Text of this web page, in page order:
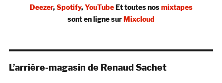
Deezer,Spotify,YouTubeEt toutes nosmixtapes
sont en ligne surMixcloud
L’arrière-magasin de Renaud Sachet